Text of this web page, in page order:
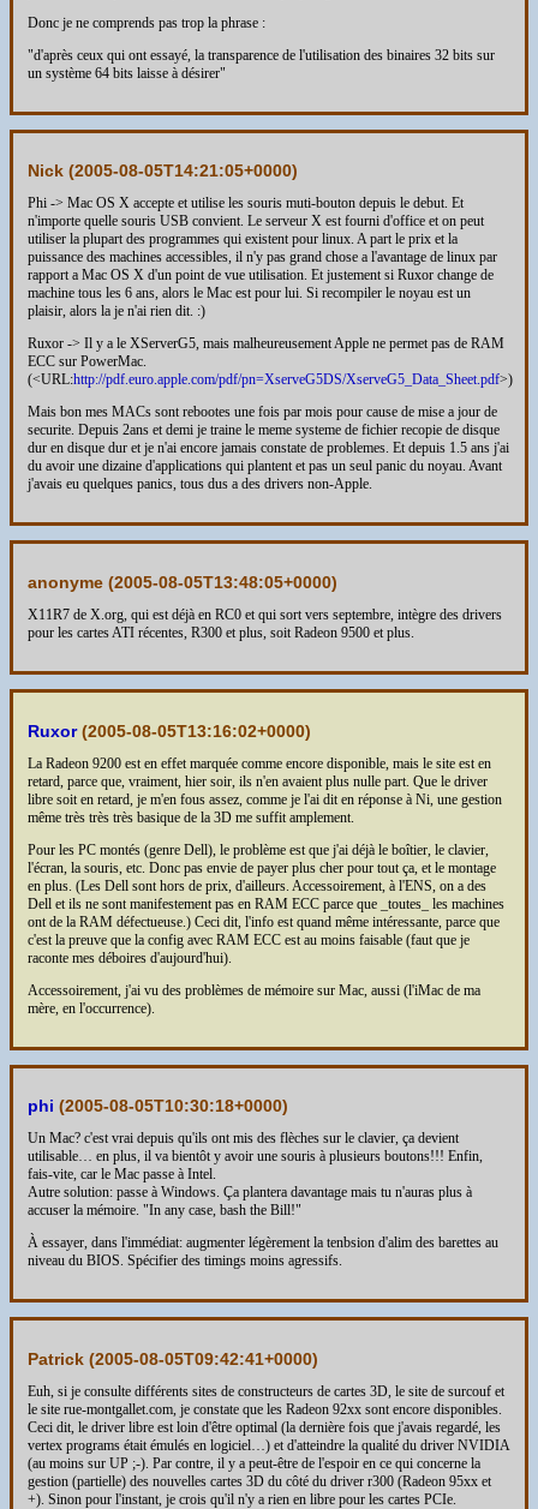
Donc je ne comprends pas trop la phrase :
"d'après ceux qui ont essayé, la transparence de l'utilisation des binaires 32 bits sur
un système 64 bits laisse à désirer"
Nick (2005-08-05T14:21:05+0000)
Phi -> Mac OS X accepte et utilise les souris muti-bouton depuis le debut. Et
n'importe quelle souris USB convient. Le serveur X est fourni d'office et on peut
utiliser la plupart des programmes qui existent pour linux. A part le prix et la
puissance des machines accessibles, il n'y pas grand chose a l'avantage de linux par
rapport a Mac OS X d'un point de vue utilisation. Et justement si Ruxor change de
machine tous les 6 ans, alors le Mac est pour lui. Si recompiler le noyau est un
plaisir, alors la je n'ai rien dit. :)
Ruxor -> Il y a le XServerG5, mais malheureusement Apple ne permet pas de RAM
ECC sur PowerMac.
(<URL:http://pdf.euro.apple.com/pdf/pn=XserveG5DS/XserveG5_Data_Sheet.pdf>)
Mais bon mes MACs sont rebootes une fois par mois pour cause de mise a jour de
securite. Depuis 2ans et demi je traine le meme systeme de fichier recopie de disque
dur en disque dur et je n'ai encore jamais constate de problemes. Et depuis 1.5 ans j'ai
du avoir une dizaine d'applications qui plantent et pas un seul panic du noyau. Avant
j'avais eu quelques panics, tous dus a des drivers non-Apple.
anonyme (2005-08-05T13:48:05+0000)
X11R7 de X.org, qui est déjà en RC0 et qui sort vers septembre, intègre des drivers
pour les cartes ATI récentes, R300 et plus, soit Radeon 9500 et plus.
Ruxor(2005-08-05T13:16:02+0000)
La Radeon 9200 est en effet marquée comme encore disponible, mais le site est en
retard, parce que, vraiment, hier soir, ils n'en avaient plus nulle part. Que le driver
libre soit en retard, je m'en fous assez, comme je l'ai dit en réponse à Ni, une gestion
même très très très basique de la 3D me suffit amplement.
Pour les PC montés (genre Dell), le problème est que j'ai déjà le boîtier, le clavier,
l'écran, la souris, etc. Donc pas envie de payer plus cher pour tout ça, et le montage
en plus. (Les Dell sont hors de prix, d'ailleurs. Accessoirement, à l'ENS, on a des
Dell et ils ne sont manifestement pas en RAM ECC parce que _toutes_ les machines
ont de la RAM défectueuse.) Ceci dit, l'info est quand même intéressante, parce que
c'est la preuve que la config avec RAM ECC est au moins faisable (faut que je
raconte mes déboires d'aujourd'hui).
Accessoirement, j'ai vu des problèmes de mémoire sur Mac, aussi (l'iMac de ma
mère, en l'occurrence).
phi (2005-08-05T10:30:18+0000)
Un Mac? c'est vrai depuis qu'ils ont mis des flèches sur le clavier, ça devient
utilisable… en plus, il va bientôt y avoir une souris à plusieurs boutons!!! Enfin,
fais-vite, car le Mac passe à Intel.
Autre solution: passe à Windows. Ça plantera davantage mais tu n'auras plus à
accuser la mémoire. "In any case, bash the Bill!"
À essayer, dans l'immédiat: augmenter légèrement la tenbsion d'alim des barettes au
niveau du BIOS. Spécifier des timings moins agressifs.
Patrick (2005-08-05T09:42:41+0000)
Euh, si je consulte différents sites de constructeurs de cartes 3D, le site de surcouf et
le site rue-montgallet.com, je constate que les Radeon 92xx sont encore disponibles.
Ceci dit, le driver libre est loin d'être optimal (la dernière fois que j'avais regardé, les
vertex programs était émulés en logiciel…) et d'atteindre la qualité du driver NVIDIA
(au moins sur UP ;-). Par contre, il y a peut-être de l'espoir en ce qui concerne la
gestion (partielle) des nouvelles cartes 3D du côté du driver r300 (Radeon 95xx et
+). Sinon pour l'instant, je crois qu'il n'y a rien en libre pour les cartes PCIe.